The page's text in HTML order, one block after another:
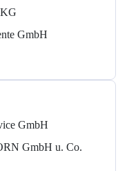
GmbH
GmbH
GmbH u. Co.